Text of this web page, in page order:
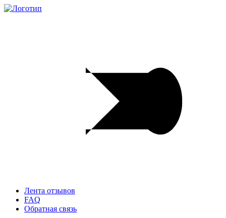
Лента отзывов
FAQ
Обратная связь